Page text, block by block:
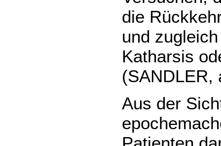
die
und
Katharsis
(SANDLER,
Aus der